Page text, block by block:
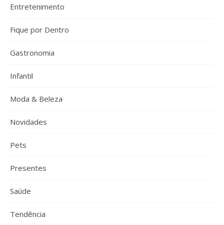
Entretenimento
Fique por Dentro
Gastronomia
Infantil
Moda & Beleza
Novidades
Pets
Presentes
Saúde
Tendência